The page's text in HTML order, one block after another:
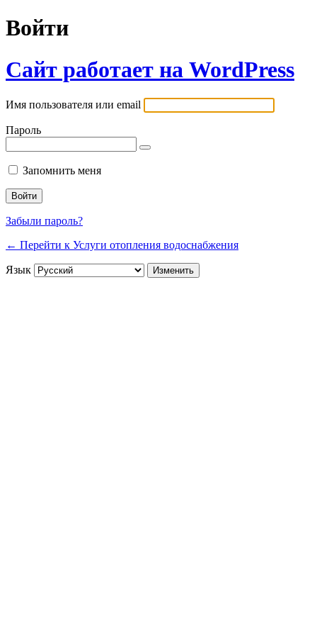
Войти
Сайт работает на WordPress
Имя пользователя или email
Пароль
Запомнить меня
Забыли пароль?
← Перейти к Услуги отопления водоснабжения
Язык